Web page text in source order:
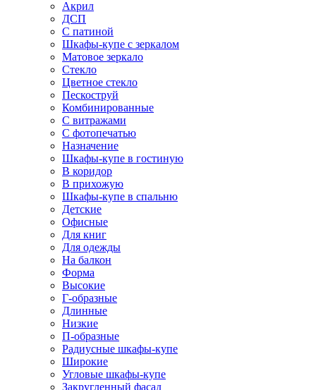
Акрил
ДСП
С патиной
Шкафы-купе с зеркалом
Матовое зеркало
Стекло
Цветное стекло
Пескоструй
Комбинированные
С витражами
С фотопечатью
Назначение
Шкафы-купе в гостиную
В коридор
В прихожую
Шкафы-купе в спальню
Детские
Офисные
Для книг
Для одежды
На балкон
Форма
Высокие
Г-образные
Длинные
Низкие
П-образные
Радиусные шкафы-купе
Широкие
Угловые шкафы-купе
Закругленный фасад